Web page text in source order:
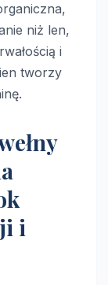
niż len,
i
tworzy
i